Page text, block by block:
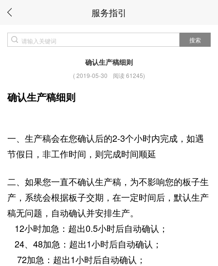
服务指引
搜索
确认生产稿细则
(2019-05-30 阅读 61245)
确认生产稿细则
一、生产稿会在您确认后的2-3个小时内完成，如遇
节假日，非工作时间，则完成时间顺延
二、如果您一直不确认生产稿，为不影响您的板子生
产，系统会根据板子交期，在一定时间后，默认生产
稿无问题，自动确认并安排生产。
12小时加急：超出0.5小时后自动确认；
24、48加急：超出1小时后自动确认；
72加急：超出1小时后自动确认；